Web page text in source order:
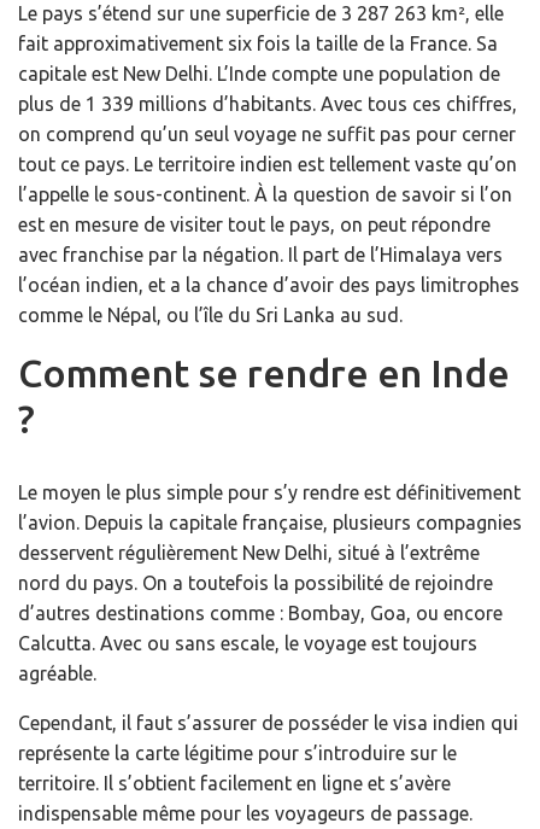
Le pays s’étend sur une superficie de 3 287 263 km², elle
fait approximativement six fois la taille de la France. Sa
capitale est New Delhi. L’Inde compte une population de
plus de 1 339 millions d’habitants. Avec tous ces chiffres,
on comprend qu’un seul voyage ne suffit pas pour cerner
tout ce pays. Le territoire indien est tellement vaste qu’on
l’appelle le sous-continent. À la question de savoir si l’on
est en mesure de visiter tout le pays, on peut répondre
avec franchise par la négation. Il part de l’Himalaya vers
l’océan indien, et a la chance d’avoir des pays limitrophes
comme le Népal, ou l’île du Sri Lanka au sud.
Comment se rendre en Inde
?
Le moyen le plus simple pour s’y rendre est définitivement
l’avion. Depuis la capitale française, plusieurs compagnies
desservent régulièrement New Delhi, situé à l’extrême
nord du pays. On a toutefois la possibilité de rejoindre
d’autres destinations comme : Bombay, Goa, ou encore
Calcutta. Avec ou sans escale, le voyage est toujours
agréable.
Cependant, il faut s’assurer de posséder le visa indien qui
représente la carte légitime pour s’introduire sur le
territoire. Il s’obtient facilement en ligne et s’avère
indispensable même pour les voyageurs de passage.